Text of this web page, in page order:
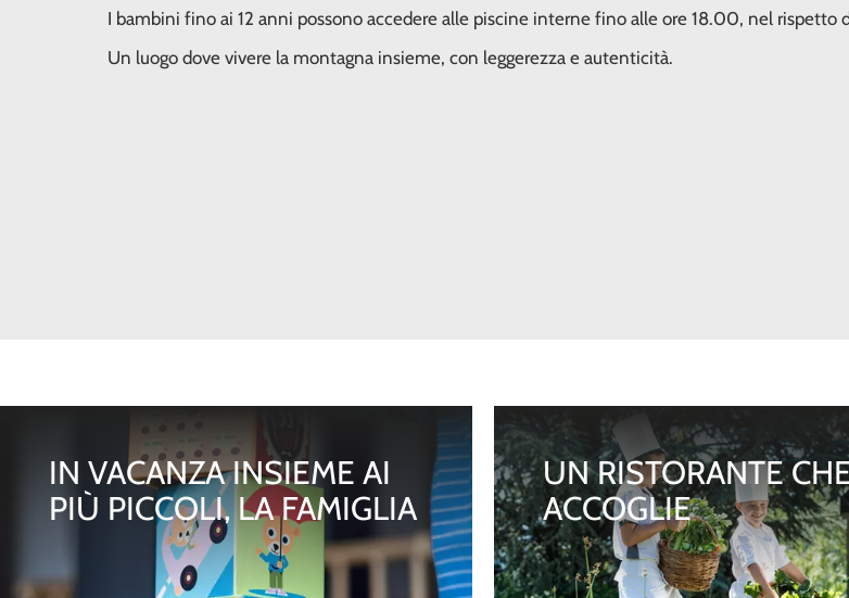
I bambini fino ai 12 anni possono accedere alle piscine interne fino alle ore 18.00, nel rispetto
Un luogo dove vivere la montagna insieme, con leggerezza e autenticità.
IN VACANZA INSIEME AI
PIÙ PICCOLI, LA FAMIGLIA
UN RISTORANTE
ACCOGLIE